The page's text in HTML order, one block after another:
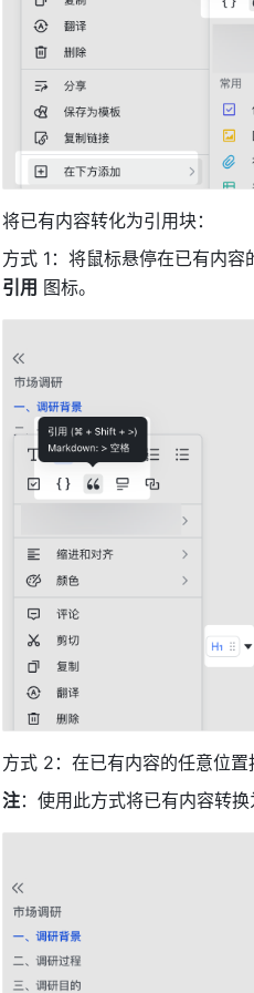
将已有内容转化为引用块：
方式 1：将鼠标悬停在已有内
引用 图标。
方式 2：在已有内容的任意位
注：使用此方式将已有内容转